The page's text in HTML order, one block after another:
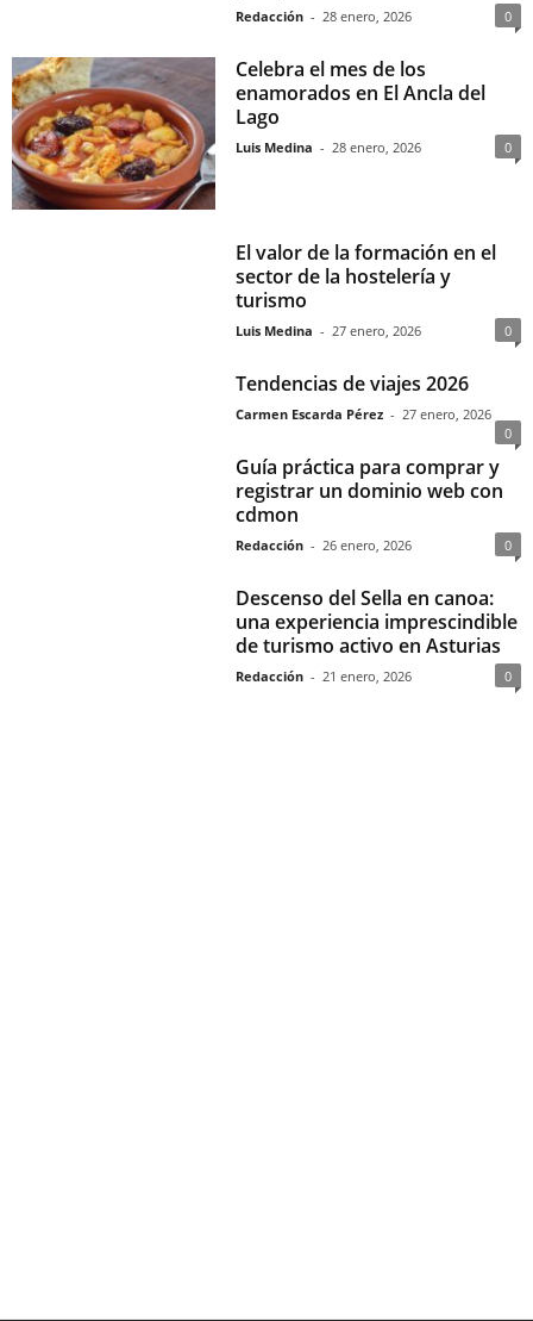
Redacción - 28 enero, 2026 0
Celebra el mes de los
enamorados en El Ancla del
Lago
Luis Medina - 28 enero, 2026 0
El valor de la formación en el
sector de la hostelería y
turismo
Luis Medina - 27 enero, 2026 0
Tendencias de viajes 2026
Carmen Escarda Pérez - 27 enero, 2026
0
Guía práctica para comprar y
registrar un dominio web con
cdmon
Redacción - 26 enero, 2026 0
Descenso del Sella en canoa:
una experiencia imprescindible
de turismo activo en Asturias
Redacción - 21 enero, 2026 0